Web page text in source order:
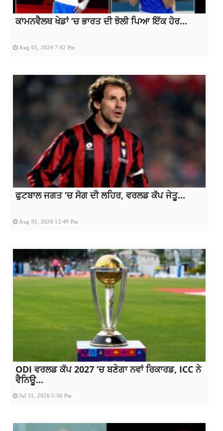
ਕਾਮਨਵੈਲਥ ਖੇਡਾਂ ‘ਚ ਭਾਰਤ ਦੀ ਝੋਲੀ ਪਿਆ ਇੱਕ ਹੋਰ...
Aug 01, 2026 7:02 Pm
ਫੁਟਬਾਲ ਜਗਤ ‘ਚ ਸੋਗ ਦੀ ਲਹਿਰ, ਵਰਲਡ ਕੱਪ ਜੇਤੂ...
Aug 01, 2026 12:49 Pm
ODI ਵਰਲਡ ਕੱਪ 2027 ‘ਚ ਬਣੇਗਾ ਨਵਾਂ ਰਿਕਾਰਡ, ICC ਨੇ
ਵੈਨਿਊ...
Jul 31, 2026 5:50 Pm